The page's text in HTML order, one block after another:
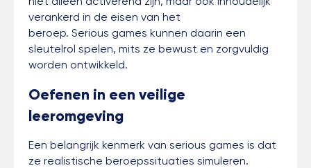
verankerd in de eisen van het
beroep. Serious games kunnen daarin een
sleutelrol spelen, mits ze bewust en zorgvuldig
worden ontwikkeld.
Oefenen in een veilige
leeromgeving
Een belangrijk kenmerk van serious games is dat
ze realistische beroepssituaties simuleren.